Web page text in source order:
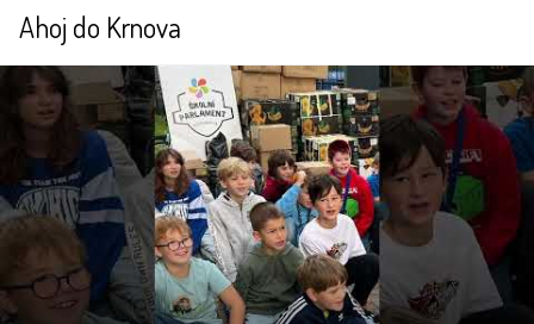
Ahoj do Krnova